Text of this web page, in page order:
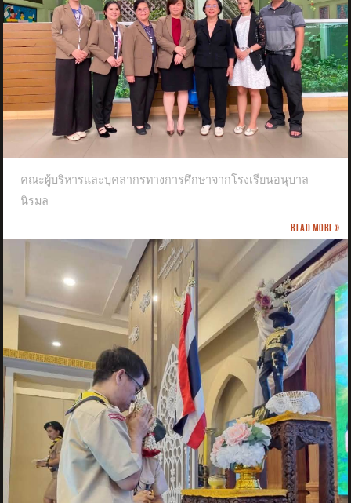
คณะผู้บริหารและบุคลากรทางการศึกษาจากโรงเรียนอนุบาล
นิรมล
Read more »